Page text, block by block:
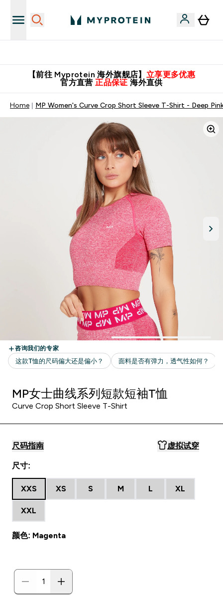
【前往 Myprotein 海外旗舰店】 立享更多优惠
官方直营 正品保证 海外直供
Home MP Women's Curve Crop Short Sleeve T-Shirt - Deep
MP女士曲线系列短款短袖T恤
Curve Crop Short Sleeve T-Shirt
尺码指南 虚拟试穿
尺寸:
XXS XS S M L XL
XXL
颜色: Magenta